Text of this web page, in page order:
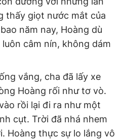
thấy giọt nước mắt của
năm nay, Hoàng dù
câm nín, không dám
vắng, cha đã lấy xe
Hoàng rối như tơ vò.
rồi lại đi ra như một
cụt. Trời đã nhá nhem
Hoàng thực sự lo lắng vô